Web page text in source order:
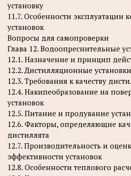
установку
11.7. Особенности эксплуатации
установок
Вопросы для самопроверки
Глава 12. Водоопреснительные
12.1. Назначение и принцип
12.2. Дистилляционные установки
12.3. Требования к качеству
12.4. Накипеобразование на
установок
12.5. Питание и продувание
12.6. Факторы, определяющие
дистиллята
12.7. Производительность и
эффективности установок
12.8. Особенности теплового